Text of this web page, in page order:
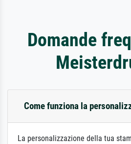
Domande
Come funziona la
La personalizzazione della tua